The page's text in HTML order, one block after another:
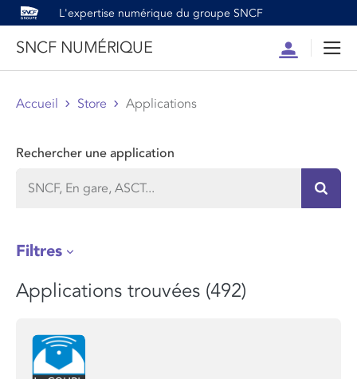
L'expertise numérique du groupe SNCF
SNCF NUMÉRIQUE
Compte
Accueil Store Applications
Rechercher une application
Filtres
Applications trouvées (492)